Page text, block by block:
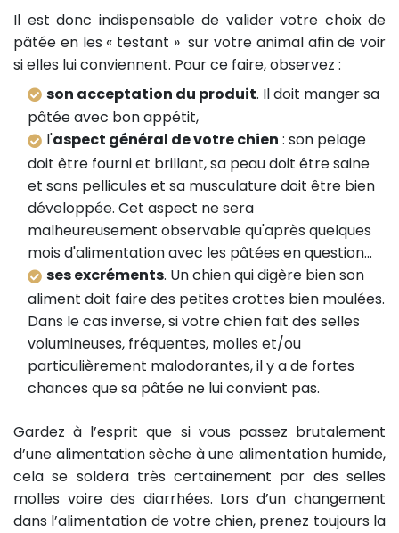
Il est donc indispensable de valider votre choix de
pâtée en les « testant » sur votre animal afin de voir
si elles lui conviennent. Pour ce faire, observez :
son acceptation du produit. Il doit manger sa
pâtée avec bon appétit,
l'aspect général de votre chien : son pelage
doit être fourni et brillant, sa peau doit être saine
et sans pellicules et sa musculature doit être bien
développée. Cet aspect ne sera
malheureusement observable qu'après quelques
mois d'alimentation avec les pâtées en question...
ses excréments. Un chien qui digère bien son
aliment doit faire des petites crottes bien moulées.
Dans le cas inverse, si votre chien fait des selles
volumineuses, fréquentes, molles et/ou
particulièrement malodorantes, il y a de fortes
chances que sa pâtée ne lui convient pas.
Gardez à l’esprit que si vous passez brutalement
d’une alimentation sèche à une alimentation humide,
cela se soldera très certainement par des selles
molles voire des diarrhées. Lors d’un changement
dans l’alimentation de votre chien, prenez toujours la